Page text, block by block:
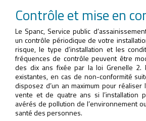
Contrôle et mise en
Le Spanc, Service public
un contrôle périodique de votre
risque, le type d’installation et les
fréquences de contrôle peuvent être
des dix ans fixée par la loi Grenelle 2.
existantes, en cas de non-conformité
disposez d’un an maximum pour
vente et de quatre ans si l’installation
avérés de pollution de l’environnement
santé des personnes.